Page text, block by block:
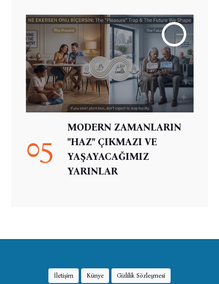
05
MODERN ZAMANLARIN
"HAZ" ÇIKMAZI VE
YAŞAYACAĞIMIZ
YARINLAR
İletişim Künye Gizlilik Sözleşmesi